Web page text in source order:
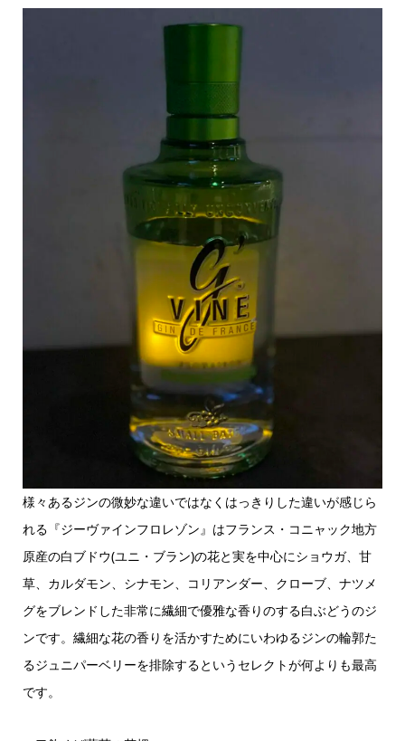
様々あるジンの微妙な違いではなくはっきりした違いが感じら
れる『ジーヴァインフロレゾン』はフランス・コニャック地方
原産の白ブドウ(ユニ・ブラン)の花と実を中心にショウガ、甘
草、カルダモン、シナモン、コリアンダー、クローブ、ナツメ
グをブレンドした非常に繊細で優雅な香りのする白ぶどうのジ
ンです。繊細な花の香りを活かすためにいわゆるジンの輪郭た
るジュニパーベリーを排除するというセレクトが何よりも最高
です。